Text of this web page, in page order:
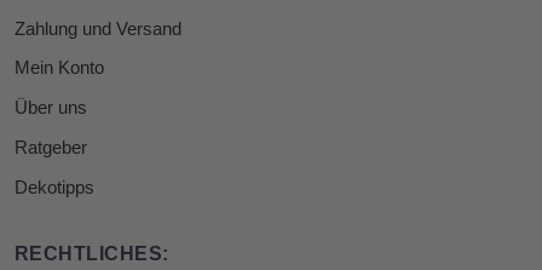
Zahlung und Versand
Mein Konto
Über uns
Ratgeber
Dekotipps
RECHTLICHES: